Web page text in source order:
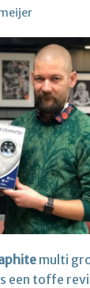
multi
een toffe